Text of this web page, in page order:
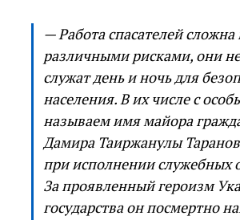
— Работа спасателей
различными рисками, они
служат день и ночь для
населения. В их числе с
называем имя майора
Дамира Таиржанулы
при исполнении служебных
За проявленный героизм
государства он посмертно